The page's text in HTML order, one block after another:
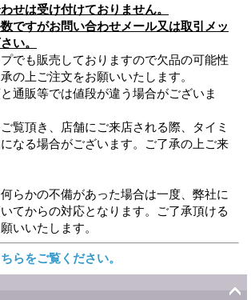
せは受け付けておりません。
ですがお問い合わせメール又は取引メッ
い。
でも販売しておりますので欠品の可能性
の上ご注文をお願いいたします。
通販等では値段が違う場合がございま
覧頂き、店舗にご来店される際、タイミ
なる場合がございます。ご了承の上ご来
らかの不備があった場合は一度、弊社に
てからの対応となります。ご了承頂ける
いいたします。
らをご覧ください。